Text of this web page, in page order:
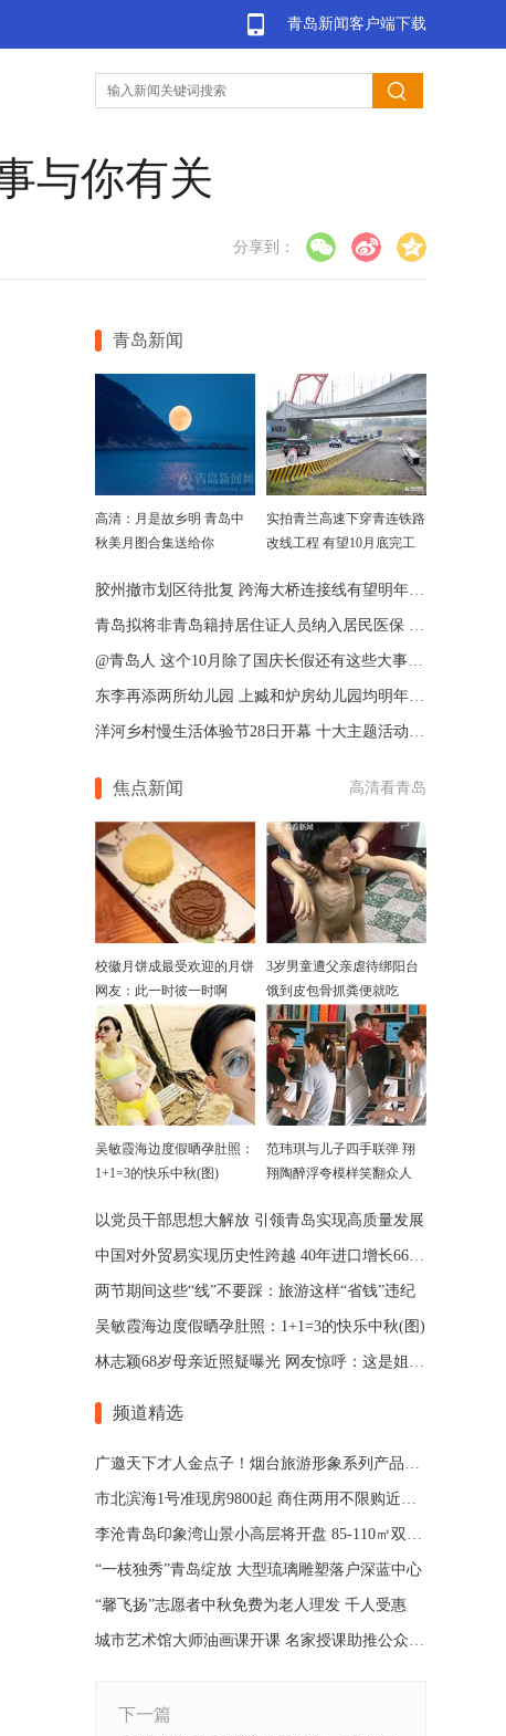
青岛新闻客户端下载
与你有关
分享到：
青岛新闻
高清：月是故乡明 青岛中
秋美月图合集送给你
实拍青兰高速下穿青连铁路
改线工程 有望10月底完工
胶州撤市划区待批复 跨海大桥连接线有望明年开通
青岛拟将非青岛籍持居住证人员纳入居民医保 正制定政策
@青岛人 这个10月除了国庆长假还有这些大事与你有关
东李再添两所幼儿园 上臧和炉房幼儿园均明年初竣工
洋河乡村慢生活体验节28日开幕 十大主题活动邀你来
焦点新闻 高清看青岛
校徽月饼成最受欢迎的月饼
网友：此一时彼一时啊
3岁男童遭父亲虐待绑阳台
饿到皮包骨抓粪便就吃
吴敏霞海边度假晒孕肚照：
1+1=3的快乐中秋(图)
范玮琪与儿子四手联弹 翔
翔陶醉浮夸模样笑翻众人
以党员干部思想大解放 引领青岛实现高质量发展
中国对外贸易实现历史性跨越 40年进口增长664倍
两节期间这些“线”不要踩：旅游这样“省钱”违纪
吴敏霞海边度假晒孕肚照：1+1=3的快乐中秋(图)
林志颖68岁母亲近照疑曝光 网友惊呼：这是姐弟吧
频道精选
广邀天下才人金点子！烟台旅游形象系列产品征集令来了
市北滨海1号准现房9800起 商住两用不限购近地铁
李沧青岛印象湾山景小高层将开盘 85-110㎡双公园
“一枝独秀”青岛绽放 大型琉璃雕塑落户深蓝中心
“馨飞扬”志愿者中秋免费为老人理发 千人受惠
城市艺术馆大师油画课开课 名家授课助推公众艺术修养
下一篇